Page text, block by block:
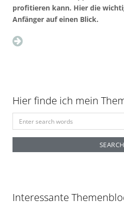
profitieren kann. Hier die
Anfänger auf einen Blick.
Hier finde ich mein
e
r
o
Interessante